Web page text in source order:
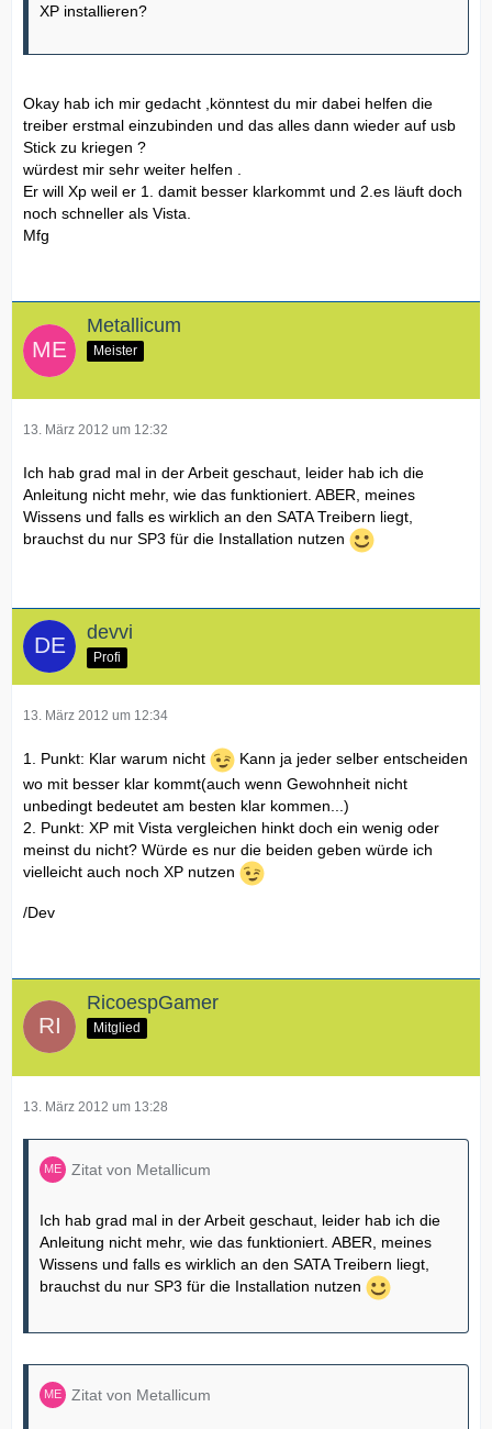
XP installieren?
Okay hab ich mir gedacht ,könntest du mir dabei helfen die
treiber erstmal einzubinden und das alles dann wieder auf usb
Stick zu kriegen ?
würdest mir sehr weiter helfen .
Er will Xp weil er 1. damit besser klarkommt und 2.es läuft doch
noch schneller als Vista.
Mfg
Metallicum
Meister
13. März 2012 um 12:32
Ich hab grad mal in der Arbeit geschaut, leider hab ich die
Anleitung nicht mehr, wie das funktioniert. ABER, meines
Wissens und falls es wirklich an den SATA Treibern liegt,
brauchst du nur SP3 für die Installation nutzen
devvi
Profi
13. März 2012 um 12:34
1. Punkt: Klar warum nicht
Kann ja jeder selber entscheiden
wo mit besser klar kommt(auch wenn Gewohnheit nicht
unbedingt bedeutet am besten klar kommen...)
2. Punkt: XP mit Vista vergleichen hinkt doch ein wenig oder
meinst du nicht? Würde es nur die beiden geben würde ich
vielleicht auch noch XP nutzen
/Dev
RicoespGamer
Mitglied
13. März 2012 um 13:28
Zitat von Metallicum
Ich hab grad mal in der Arbeit geschaut, leider hab ich die
Anleitung nicht mehr, wie das funktioniert. ABER, meines
Wissens und falls es wirklich an den SATA Treibern liegt,
brauchst du nur SP3 für die Installation nutzen
Zitat von Metallicum